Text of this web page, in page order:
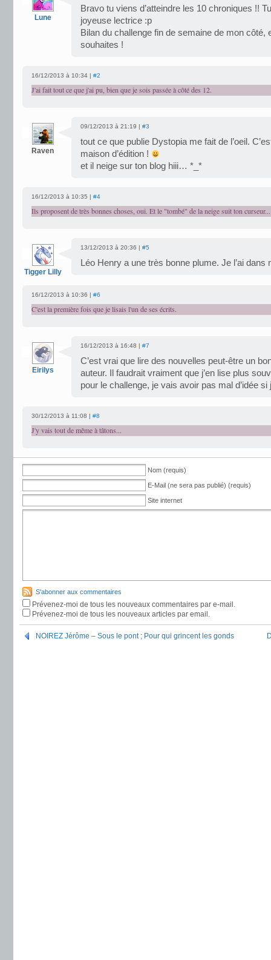
Lune
Bravo tu viens d’atteindre les 10 chroniques !!
joyeuse lectrice :p
Bilan du challenge fin de semaine de mon côté,
souhaites !
16/12/2013 à 10:34 | #2
J'ai fait tout ce que j'ai pu, bien que je sois passée à côté des 12.
Raven
09/12/2013 à 21:19 | #3
tout ce que publie Dystopia me fait de l’oeil.
maison d’édition !
et il neige sur ton blog hiii… *_*
16/12/2013 à 10:35 | #4
Ils proposent de très bonnes choses, oui. Et le "tombé" de la neige suit ton curseur...
Tigger Lilly
13/12/2013 à 20:36 | #5
Léo Henry a une très bonne plume. Je l’ai
16/12/2013 à 10:36 | #6
C'est la première fois que je lisais l'un de ses écrits.
Eirilys
16/12/2013 à 16:48 | #7
C’est vrai que lire des nouvelles peut-être un
auteur. Il faudrait vraiment que j’en lise plus
pour le challenge, je vais avoir pas mal d’idée
30/12/2013 à 11:08 | #8
J'y vais tout de même à tâtons...
Nom (requis)
E-Mail (ne sera pas publié) (requis)
Site internet
S'abonner aux commentaires
Prévenez-moi de tous les nouveaux commentaires par e-mail.
Prévenez-moi de tous les nouveaux articles par email.
NOIREZ Jérôme – Sous le pont ; Pour qui grincent les gonds